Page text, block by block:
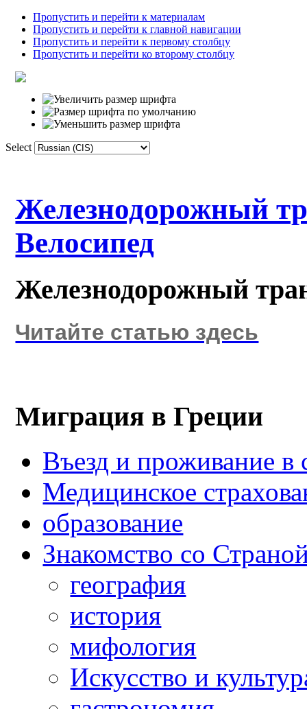
Пропустить и перейти к материалам
Пропустить и перейти к главной навигации
Пропустить и перейти к первому столбцу
Пропустить и перейти ко второму столбцу
Select
Железнодорожный
Велосипед
Железнодорожный
Читайте статью здесь
Миграция в Греции
Въезд и проживание в
Медицинское
образование
Знакомство со
география
история
мифология
Искусство и